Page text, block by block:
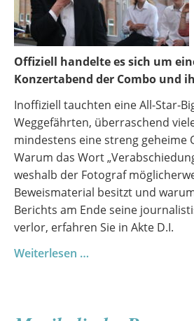
Offiziell handelte es sich um
Konzertabend der Combo und
Inoffiziell tauchten eine All-Star-
Weggefährten, überraschend
mindestens eine streng geheime
Warum das Wort
weshalb der Fotograf
Beweismaterial besitzt und
Berichts am Ende seine
verlor, erfahren Sie in Akte D.I.
Weiterlesen …